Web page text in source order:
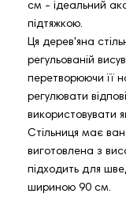
см - ідеальний
підтяжкою.
Ця дерев'яна
регульованій
перетворюючи її
регулювати
використовувати
Стільниця має
виготовлена ​​з
підходить для
шириною 90 см.